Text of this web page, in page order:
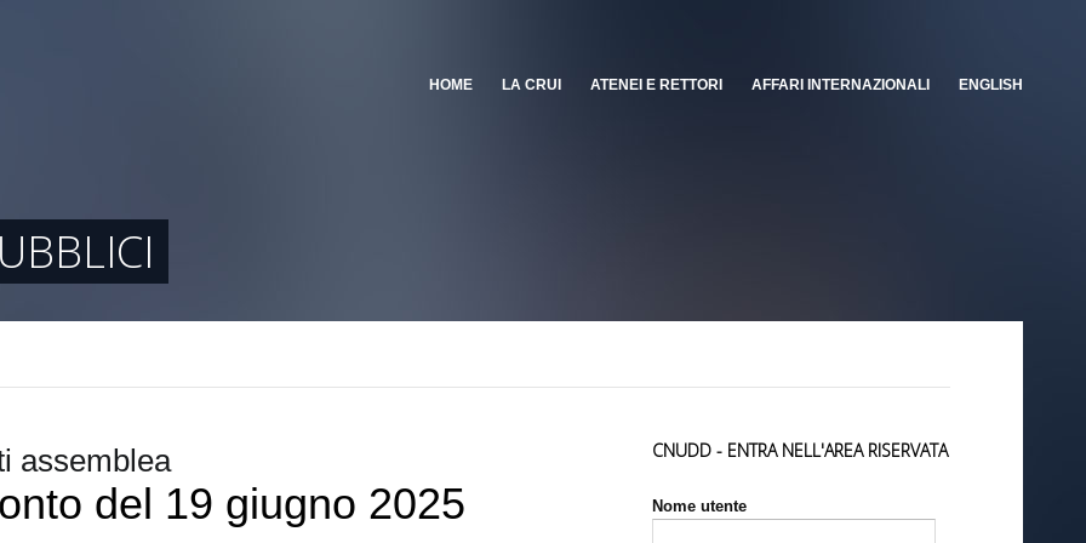
HOME LA CRUI ATENEI E RETTORI AFFARI INTERNAZIONALI ENGLISH
assemblea
del 19 giugno 2025
CNUDD - ENTRA NELL'AREA RISERVATA
Nome utente